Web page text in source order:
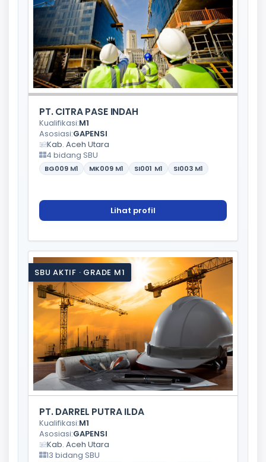
PT. CITRA PASE INDAH
Kualifikasi:M1
Asosiasi:GAPENSI
Kab. Aceh Utara
4 bidang SBU
BG009 M1 MK009 M1 SI001 M1 SI003 M1
Lihat profil
SBU AKTIF · GRADE M1
PT. DARREL PUTRA ILDA
Kualifikasi:M1
Asosiasi:GAPENSI
Kab. Aceh Utara
13 bidang SBU